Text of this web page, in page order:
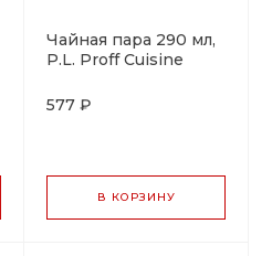
Чайная пара 290 мл,
P.L. Proff Cuisine
577 ₽
В КОРЗИНУ